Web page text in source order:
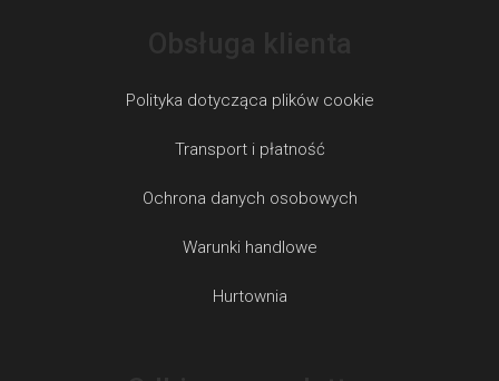
Polityka dotycząca plików cookie
Transport i płatność
Ochrona danych osobowych
Warunki handlowe
Hurtownia